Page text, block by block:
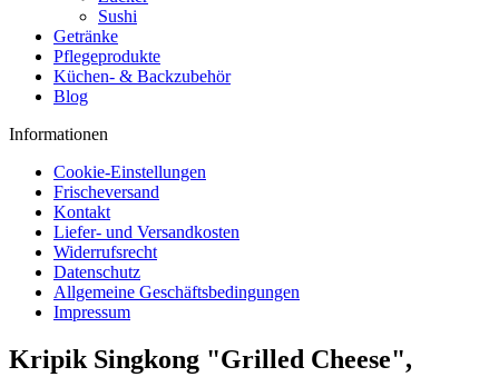
Sushi
Getränke
Pflegeprodukte
Küchen- & Backzubehör
Blog
Informationen
Cookie-Einstellungen
Frischeversand
Kontakt
Liefer- und Versandkosten
Widerrufsrecht
Datenschutz
Allgemeine Geschäftsbedingungen
Impressum
Kripik Singkong "Grilled Cheese",